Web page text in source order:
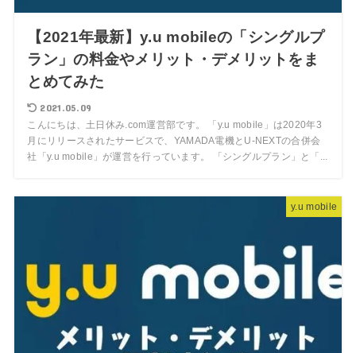
【2021年最新】y.u mobileの「シングルプ
ラン」の料金やメリット・デメリットをま
とめてみた
2021.05.09
こんにちは、土日休み.com運営部です。 「y.u mobile」は2020年3
月にリリースされたサービスで、YAMADA電機とU-NEXTの合併会
社「y.u mobile」が運営を行っています。 「シングルプラン」と「...
y.u mobile